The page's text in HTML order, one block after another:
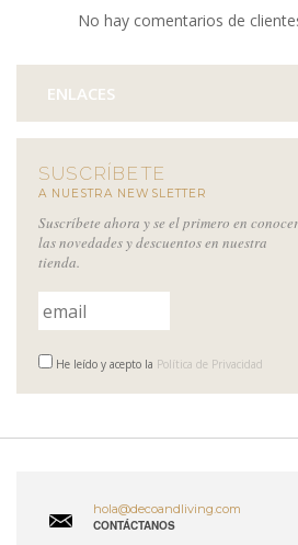
No hay comentarios de
ENLACES
SUSCRÍBETE
A NUESTRA NEWSLETTER
Suscríbete ahora y se el primero en conocer
las novedades y descuentos en nuestra
tienda.
He leído y acepto la Política de Privacidad
hola@decoandliving.com
CONTÁCTANOS